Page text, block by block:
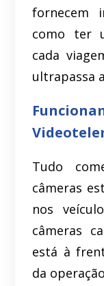
fornecem
como ter
cada
ultrapassa
Tudo
câmeras
nos
câmeras
está à
da